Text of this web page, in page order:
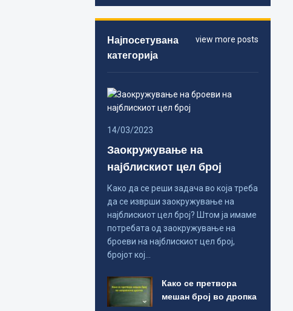
view more posts
Најпосетувана
категорија
14/03/2023
Заокружување на
најблискиот цел број
Како да се реши задача во која треба
да се изврши заокружување на
најблискиот цел број? Штом ја имаме
потребата од заокружување на
броеви на најблискиот цел број,
бројот кој…
Како се претвора
мешан број во дропка